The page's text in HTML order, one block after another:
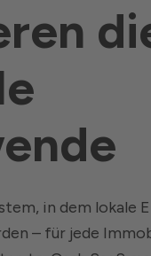
in dem lokale
– für jede